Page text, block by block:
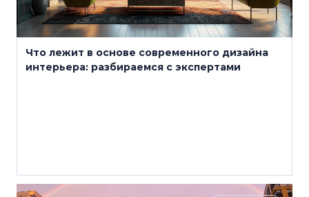
Что лежит в основе современного дизайна
интерьера: разбираемся с экспертами